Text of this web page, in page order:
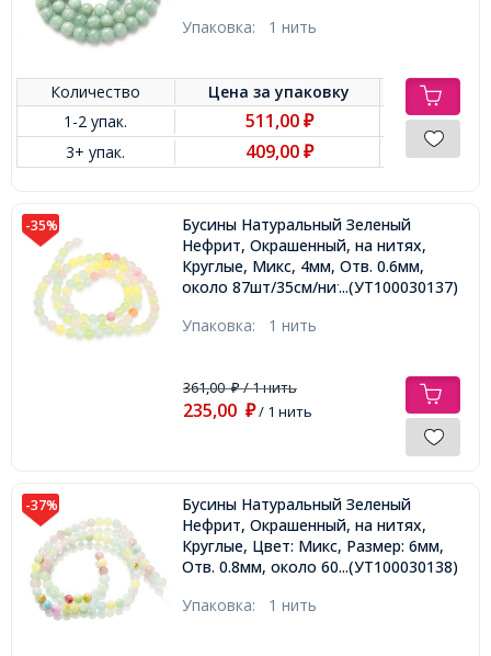
Упаковка: 1 нить
Количество Цена заупаковку
1-2 упак.
511,00 ₽
3+ упак. 409,00 ₽
-35%
Бусины Натуральный Зеленый
Нефрит, Окрашенный, на нитях,
Круглые, Микс, 4мм, Отв. 0.6мм,
около 87шт/35см/нить,...(УТ100030137)
Упаковка: 1 нить
361,00₽/ 1 нить
235,00 ₽/ 1 нить
-37%
Бусины Натуральный Зеленый
Нефрит, Окрашенный, на нитях,
Круглые, Цвет: Микс, Размер: 6мм,
Отв. 0.8мм, около 60шт/35см/нить,
...(УТ100030138)
Упаковка: 1 нить